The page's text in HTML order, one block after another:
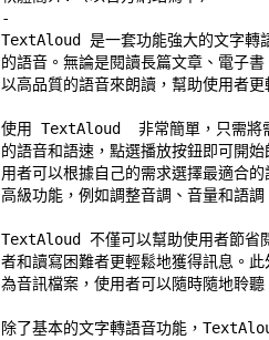
-
TextAloud 是一套功能強大的文字轉
的語音。無論是閱讀長篇文章、電子
以高品質的語音來朗讀，幫助使用者
使用 TextAloud  非常簡單，只需將
的語音和語速，點選播放按鈕即可
用者可以根據自己的需求選擇最適
高級功能，例如調整音調、音量和語
TextAloud 不僅可以幫助使用者節省
者和讀寫困難者更輕鬆地獲得訊息。
為音訊檔案，使用者可以隨時隨地聆
除了基本的文字轉語音功能，